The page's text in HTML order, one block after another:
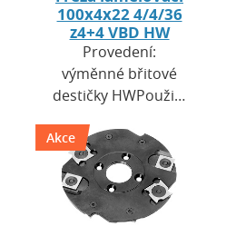
100x4x22 4/4/36
z4+4 VBD HW
Provedení:
výměnné břitové
destičky HWPoužití:
lamelovacích
frézkách a také v
CNC
strojích(upínací trn
pro použití…
Akce